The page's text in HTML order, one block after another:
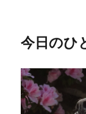
今日のひ